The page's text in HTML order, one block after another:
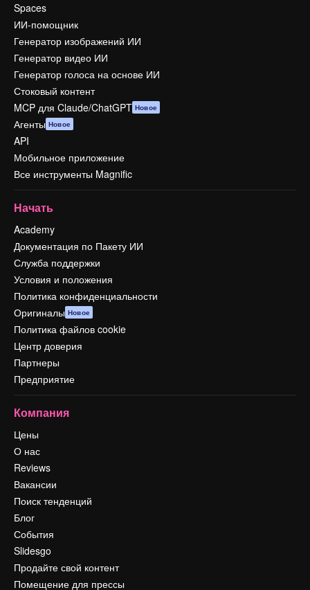
Spaces
ИИ-помощник
Генератор изображений ИИ
Генератор видео ИИ
Генератор голоса на основе ИИ
Стоковый контент
MCP для Claude/ChatGPT Новое
Агенты Новое
API
Мобильное приложение
Все инструменты Magnific
Начать
Academy
Документация по Пакету ИИ
Служба поддержки
Условия и положения
Политика конфиденциальности
Оригиналы Новое
Политика файлов cookie
Центр доверия
Партнеры
Предприятие
Компания
Цены
О нас
Reviews
Вакансии
Поиск тенденций
Блог
События
Slidesgo
Продайте свой контент
Помещение для прессы